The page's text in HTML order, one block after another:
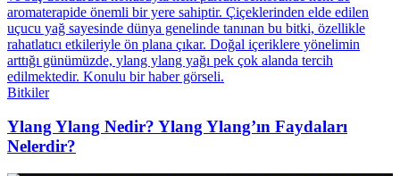
Bitkiler
Ylang Ylang Nedir? Ylang Ylang’ın Faydaları
Nelerdir?